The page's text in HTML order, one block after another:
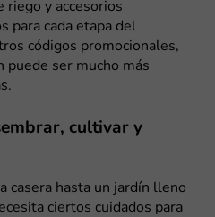
riego y accesorios
para cada etapa del
códigos promocionales,
puede ser mucho más
cultivar y
casera hasta un jardín lleno
ciertos cuidados para